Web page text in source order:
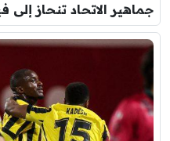
جماهير الاتحاد تنحاز إلى